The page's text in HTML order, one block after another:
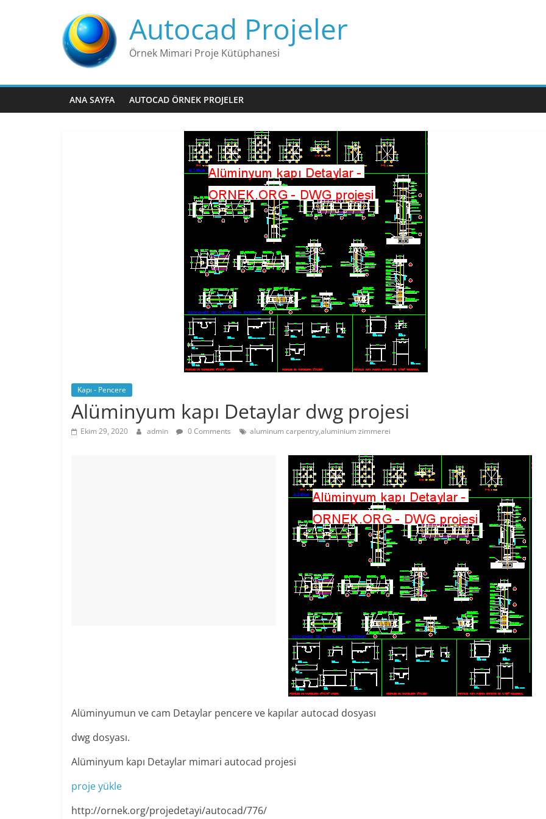
Autocad Projeler
Örnek Mimari Proje Kütüphanesi
ANA SAYFA AUTOCAD ÖRNEK PROJELER
Kapı - Pencere
Alüminyum kapı Detaylar dwg projesi
Ekim 29, 2020 admin 0 Comments aluminum carpentry,aluminium zimmerei
Alüminyumun ve cam Detaylar pencere ve kapılar autocad dosyası
dwg dosyası.
Alüminyum kapı Detaylar mimari autocad projesi
proje yükle
http://ornek.org/projedetayi/autocad/776/